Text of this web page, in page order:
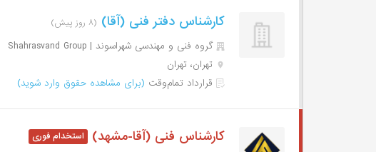
کارشناس دفتر فنی (آقا) (۸ روز پیش)
گروه فنی و مهندسی شهراسوند | Shahrasvand Group
تهران، تهران
قرارداد تمام‌وقت (برای مشاهده حقوق وارد شوید)
کارشناس فنی (آقا-مشهد)